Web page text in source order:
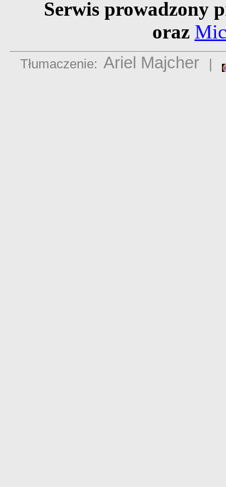
Serwis prowadzony
oraz
Tłumaczenie: Ariel Majcher |